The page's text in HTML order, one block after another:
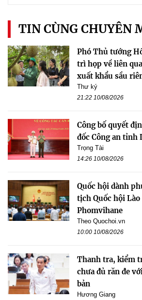
TIN CÙNG CHUYÊN
Phó Thủ tướng
trì họp về liên
xuất khẩu sầu
Thư ký
21:22 10/08/2026
Công bố quyết
đốc Công an tỉnh
Trọng Tài
14:26 10/08/2026
Quốc hội dành
tịch Quốc hội
Phomvihane
Theo Quochoi.vn
10:00 10/08/2026
Thanh tra, kiểm
chưa đủ răn đe
bản
Hương Giang